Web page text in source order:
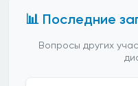
📊 Последние
Вопросы других